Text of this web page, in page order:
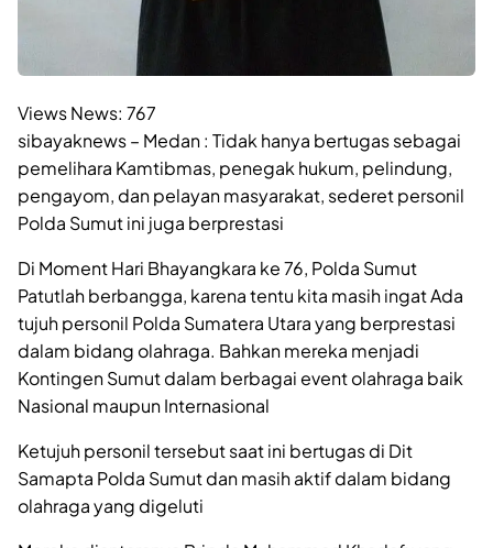
Views News: 767
sibayaknews – Medan : Tidak hanya bertugas sebagai
pemelihara Kamtibmas, penegak hukum, pelindung,
pengayom, dan pelayan masyarakat, sederet personil
Polda Sumut ini juga berprestasi
Di Moment Hari Bhayangkara ke 76, Polda Sumut
Patutlah berbangga, karena tentu kita masih ingat Ada
tujuh personil Polda Sumatera Utara yang berprestasi
dalam bidang olahraga. Bahkan mereka menjadi
Kontingen Sumut dalam berbagai event olahraga baik
Nasional maupun Internasional
Ketujuh personil tersebut saat ini bertugas di Dit
Samapta Polda Sumut dan masih aktif dalam bidang
olahraga yang digeluti